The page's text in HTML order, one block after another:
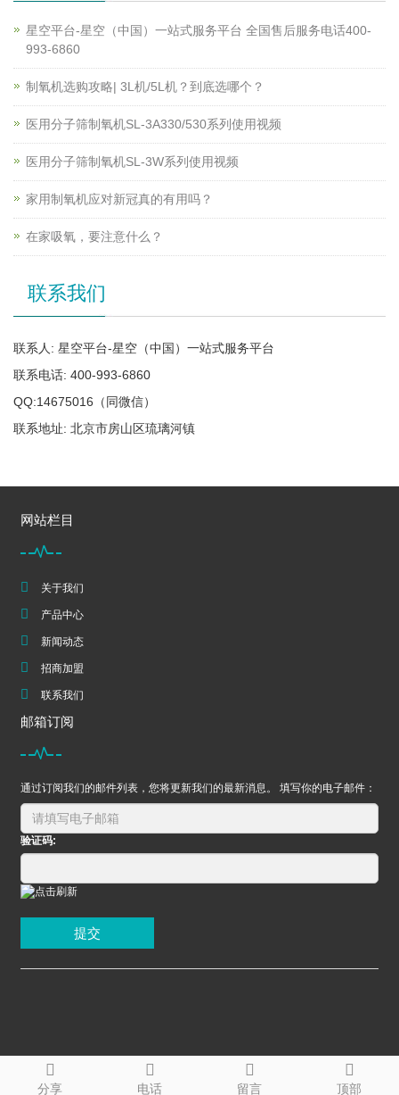
星空平台-星空（中国）一站式服务平台 全国售后服务电话400-
993-6860
制氧机选购攻略| 3L机/5L机？到底选哪个？
医用分子筛制氧机SL-3A330/530系列使用视频
医用分子筛制氧机SL-3W系列使用视频
家用制氧机应对新冠真的有用吗？
在家吸氧，要注意什么？
联系我们
联系人: 星空平台-星空（中国）一站式服务平台
联系电话: 400-993-6860
QQ:14675016（同微信）
联系地址: 北京市房山区琉璃河镇
分享 电话 留言 顶部
网站栏目
关于我们
产品中心
新闻动态
招商加盟
联系我们
邮箱订阅
通过订阅我们的邮件列表，您将更新我们的最新消息。 填写你的电子邮件：
验证码:
提交